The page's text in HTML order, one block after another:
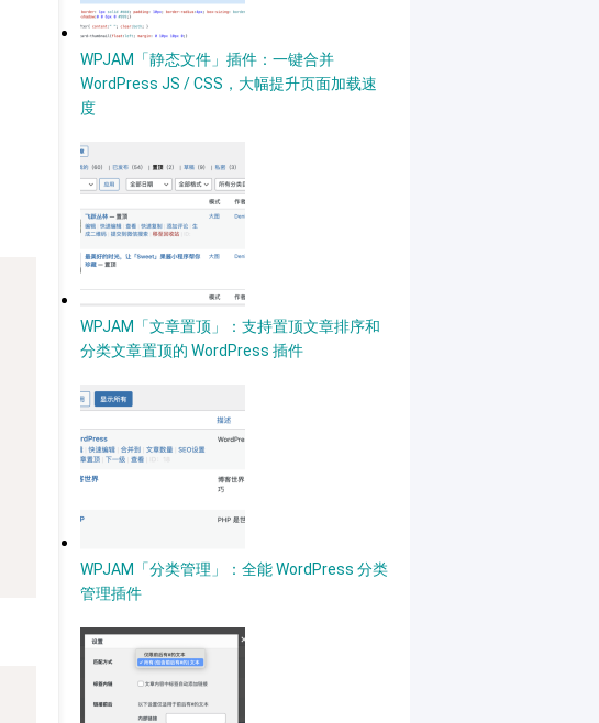
WPJAM「静态文件」插件：一键合并
WordPress JS / CSS，大幅提升页面加载速
度
WPJAM「文章置顶」：支持置顶文章排序和
分类文章置顶的 WordPress 插件
WPJAM「分类管理」：全能 WordPress 分类
管理插件